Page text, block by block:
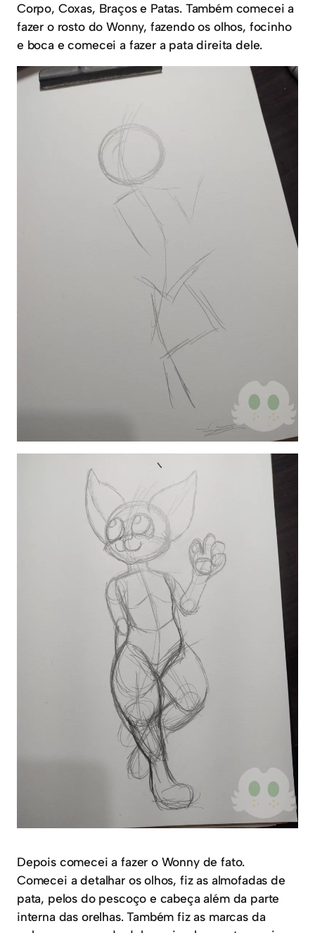
Corpo, Coxas, Braços e Patas. Também comecei a
fazer o rosto do Wonny, fazendo os olhos, focinho
e boca e comecei a fazer a pata direita dele.
Depois comecei a fazer o Wonny de fato.
Comecei a detalhar os olhos, fiz as almofadas de
pata, pelos do pescoço e cabeça além da parte
interna das orelhas. Também fiz as marcas da